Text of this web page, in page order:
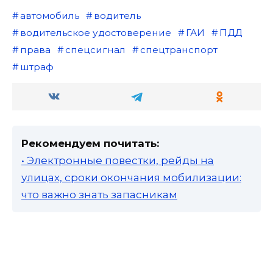
автомобиль
водитель
водительское удостоверение
ГАИ
ПДД
права
спецсигнал
спецтранспорт
штраф
Рекомендуем почитать:
• Электронные повестки, рейды на
улицах, сроки окончания мобилизации:
что важно знать запасникам